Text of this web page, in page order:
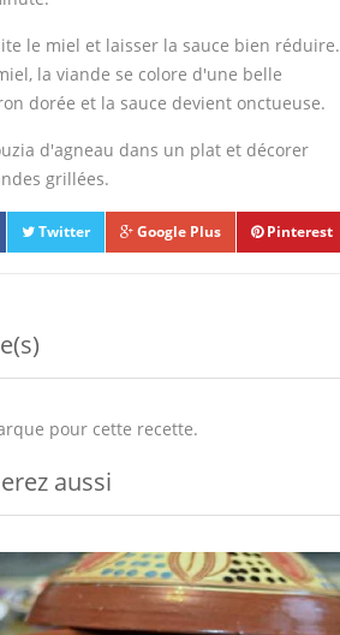
le miel et laisser la sauce bien réduire.
la viande se colore d'une belle
dorée et la sauce devient onctueuse.
d'agneau dans un plat et décorer
grillées.
Twitter Google Plus Pinterest
pour cette recette.
aussi